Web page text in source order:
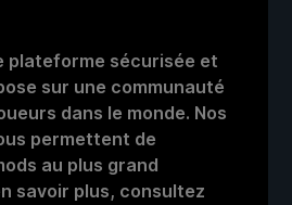
plateforme sécurisée et
sur une communauté
dans le monde. Nos
permettent de
au plus grand
savoir plus, consultez